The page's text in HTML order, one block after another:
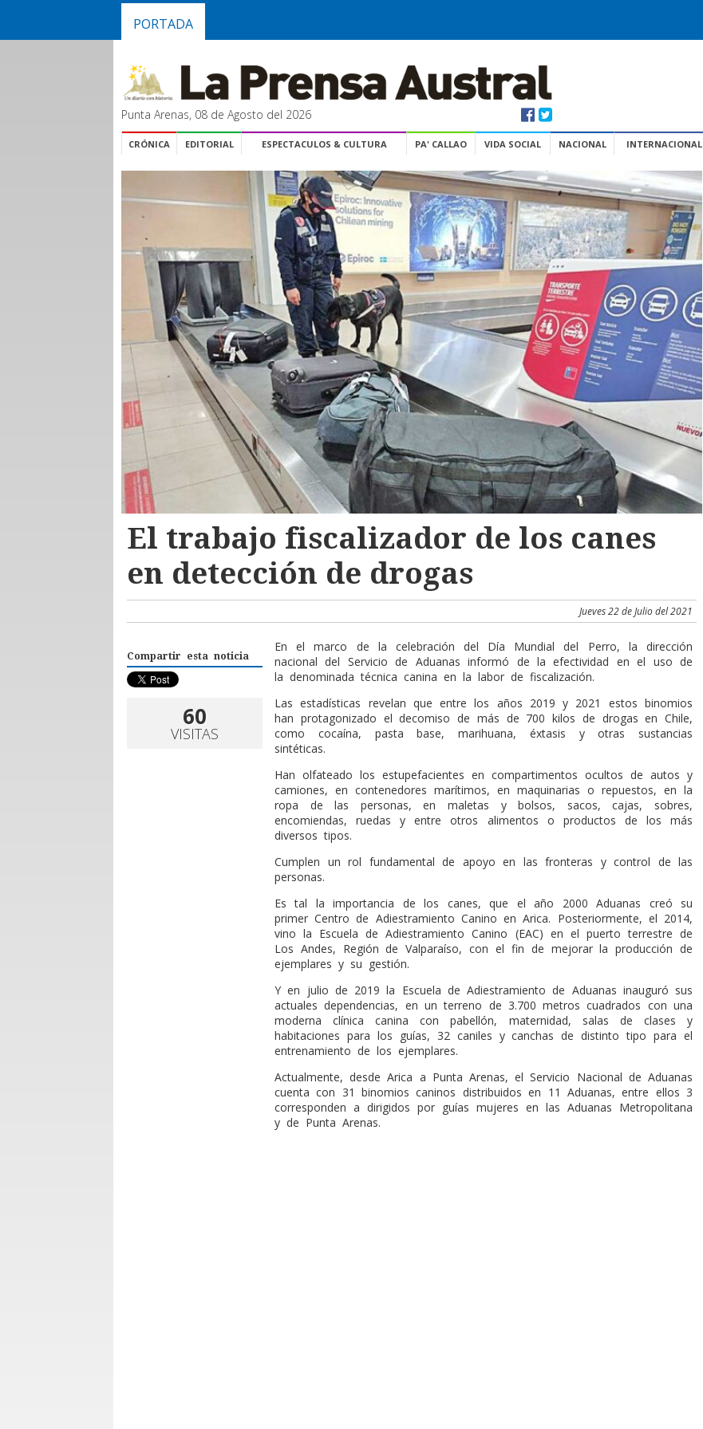
PORTADA
Punta Arenas, 08 de Agosto del 2026
CRÓNICA EDITORIAL ESPECTACULOS & CULTURA PA' CALLAO VIDA SOCIAL NACIONAL INTERNACIONAL
El trabajo fiscalizador de los canes
en detección de drogas
Jueves 22 de Julio del 2021
Compartir esta noticia
60
VISITAS
En el marco de la celebración del Día Mundial del Perro, la dirección
nacional del Servicio de Aduanas informó de la efectividad en el uso de
la denominada técnica canina en la labor de fiscalización.
Las estadísticas revelan que entre los años 2019 y 2021 estos binomios
han protagonizado el decomiso de más de 700 kilos de drogas en Chile,
como cocaína, pasta base, marihuana, éxtasis y otras sustancias
sintéticas.
Han olfateado los estupefacientes en compartimentos ocultos de autos y
camiones, en contenedores marítimos, en maquinarias o repuestos, en la
ropa de las personas, en maletas y bolsos, sacos, cajas, sobres,
encomiendas, ruedas y entre otros alimentos o productos de los más
diversos tipos.
Cumplen un rol fundamental de apoyo en las fronteras y control de las
personas.
Es tal la importancia de los canes, que el año 2000 Aduanas creó su
primer Centro de Adiestramiento Canino en Arica. Posteriormente, el 2014,
vino la Escuela de Adiestramiento Canino (EAC) en el puerto terrestre de
Los Andes, Región de Valparaíso, con el fin de mejorar la producción de
ejemplares y su gestión.
Y en julio de 2019 la Escuela de Adiestramiento de Aduanas inauguró sus
actuales dependencias, en un terreno de 3.700 metros cuadrados con una
moderna clínica canina con pabellón, maternidad, salas de clases y
habitaciones para los guías, 32 caniles y canchas de distinto tipo para el
entrenamiento de los ejemplares.
Actualmente, desde Arica a Punta Arenas, el Servicio Nacional de Aduanas
cuenta con 31 binomios caninos distribuidos en 11 Aduanas, entre ellos 3
corresponden a dirigidos por guías mujeres en las Aduanas Metropolitana
y de Punta Arenas.